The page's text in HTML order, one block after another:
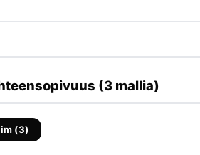
(3 mallia)
(3)